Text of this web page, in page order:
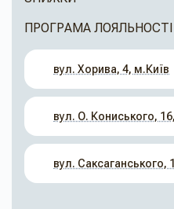
ПРОГРАМА ЛОЯЛЬНОСТІ
вул. Хорива, 4, м.Київ
вул. О. Кониського,
вул. Саксаганського,